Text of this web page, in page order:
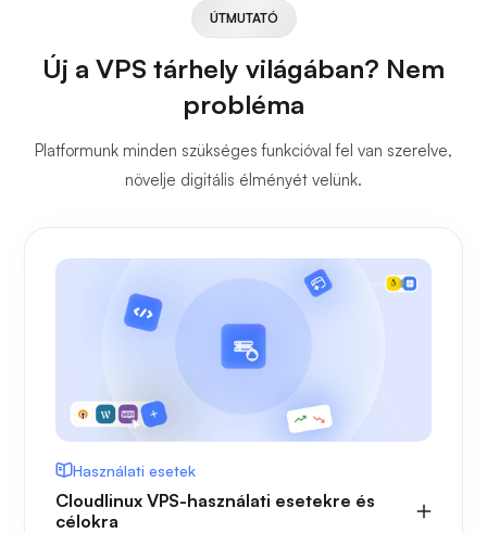
ÚTMUTATÓ
Új a VPS tárhely világában? Nem
probléma
Platformunk minden szükséges funkcióval fel van szerelve,
növelje digitális élményét velünk.
Használati esetek
Cloudlinux VPS-használati esetekre és
célokra